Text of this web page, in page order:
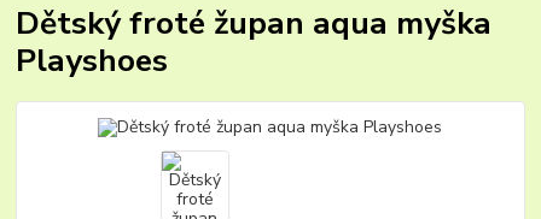
Dětský froté župan aqua myška
Playshoes